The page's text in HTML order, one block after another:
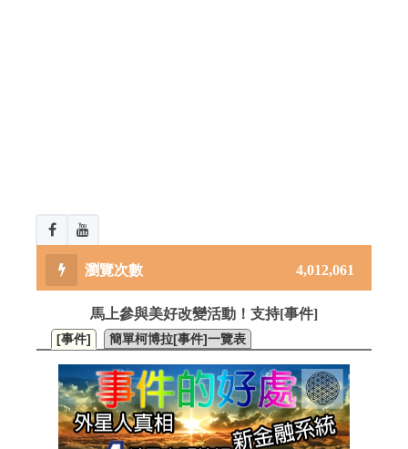
4,012,061
馬上參與美好改變活動！支持[事件]
[事件] 簡單柯博拉[事件]一覽表